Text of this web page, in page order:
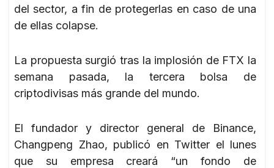
del sector, a fin de protegerlas en caso de una
de ellas colapse.
La propuesta surgió tras la implosión de FTX la
semana pasada, la tercera bolsa de
criptodivisas más grande del mundo.
El fundador y director general de Binance,
Changpeng Zhao, publicó en Twitter el lunes
que su empresa creará “un fondo de